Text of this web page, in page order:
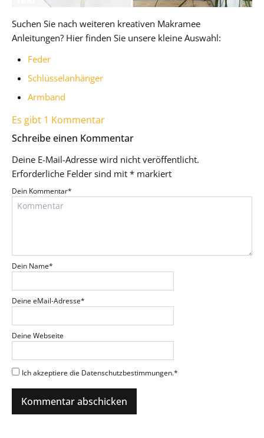
Suchen Sie nach weiteren kreativen Makramee
Anleitungen? Hier finden Sie unsere kleine Auswahl:
Feder
Schlüsselanhänger
Armband
Es gibt 1 Kommentar
Schreibe einen Kommentar
Deine E-Mail-Adresse wird nicht veröffentlicht.
Erforderliche Felder sind mit * markiert
Dein Kommentar*
Dein Name*
Deine eMail-Adresse*
Deine Webseite
Ich akzeptiere die Datenschutzbestimmungen.*